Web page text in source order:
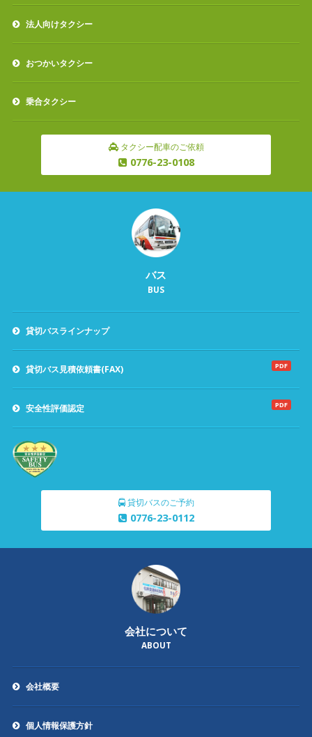
法人向けタクシー
おつかいタクシー
乗合タクシー
タクシー配車のご依頼
0776-23-0108
バス
BUS
貸切バスラインナップ
貸切バス見積依頼書(FAX) PDF
安全性評価認定 PDF
貸切バスのご予約
0776-23-0112
会社について
ABOUT
会社概要
個人情報保護方針